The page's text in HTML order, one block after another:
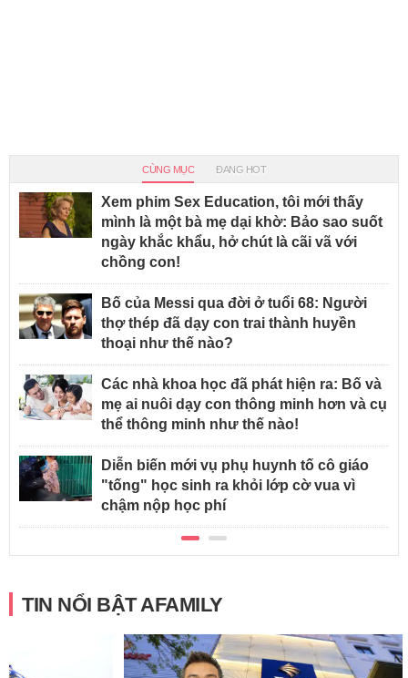
CÙNG MỤC ĐANG HOT
Xem phim Sex Education, tôi mới thấy
mình là một bà mẹ dại khờ: Bảo sao suốt
ngày khắc khẩu, hở chút là cãi vã với
chồng con!
Bố của Messi qua đời ở tuổi 68: Người
thợ thép đã dạy con trai thành huyền
thoại như thế nào?
Các nhà khoa học đã phát hiện ra: Bố và
mẹ ai nuôi dạy con thông minh hơn và cụ
thể thông minh như thế nào!
Diễn biến mới vụ phụ huynh tố cô giáo
"tống" học sinh ra khỏi lớp cờ vua vì
chậm nộp học phí
TIN NỔI BẬT AFAMILY